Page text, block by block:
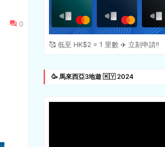
0
🥰 低至 HK$2 = 1 里數 ✈️ 立刻申請‼️
🥳 馬來西亞3地遊 🇲🇾 2024